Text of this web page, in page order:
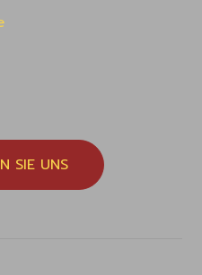
SIE UNS